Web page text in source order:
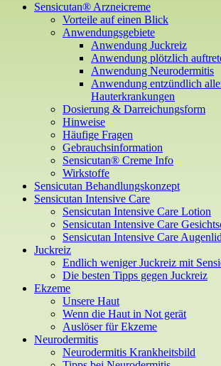
Sensicutan® Arzneicreme
Vorteile auf einen Blick
Anwendungsgebiete
Anwendung Juckreiz
Anwendung plötzlich
Anwendung Neurodermitis
Anwendung entzündlich
Hauterkrankungen
Dosierung & Darreichungsform
Hinweise
Häufige Fragen
Gebrauchsinformation
Sensicutan® Creme Info
Wirkstoffe
Sensicutan Behandlungskonzept
Sensicutan Intensive Care
Sensicutan Intensive Care Lotion
Sensicutan Intensive Care
Sensicutan Intensive Care
Juckreiz
Endlich weniger Juckreiz mit
Die besten Tipps gegen Juckreiz
Ekzeme
Unsere Haut
Wenn die Haut in Not gerät
Auslöser für Ekzeme
Neurodermitis
Neurodermitis Krankheitsbild